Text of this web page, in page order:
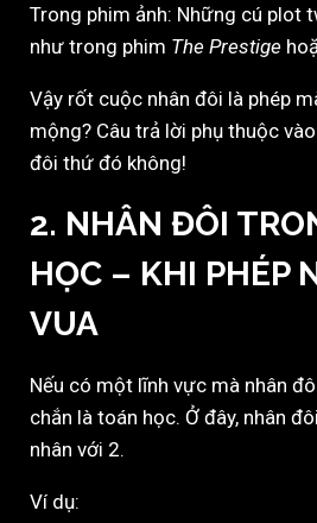
Trong phim ảnh: Những cú plot
như trong phim The Prestige
Vậy rốt cuộc nhân đôi là phép
mộng? Câu trả lời phụ thuộc
đôi thứ đó không!
2. NHÂN ĐÔI
HỌC – KHI PHÉP
VUA
Nếu có một lĩnh vực mà nhân
chắn là toán học. Ở đây, nhân
nhân với 2.
Ví dụ: